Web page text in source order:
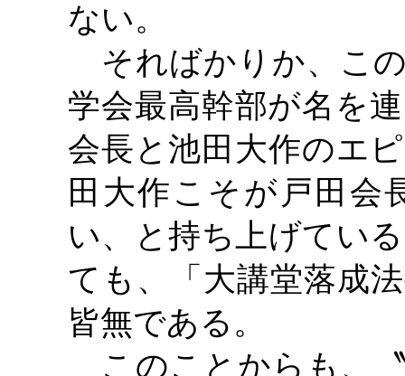
ない。
そればかりか、こ
学会最高幹部が名を
会長と池田大作のエ
田大作こそが戸田会
い、と持ち上げてい
ても、「大講堂落成
皆無である。
このことからも、